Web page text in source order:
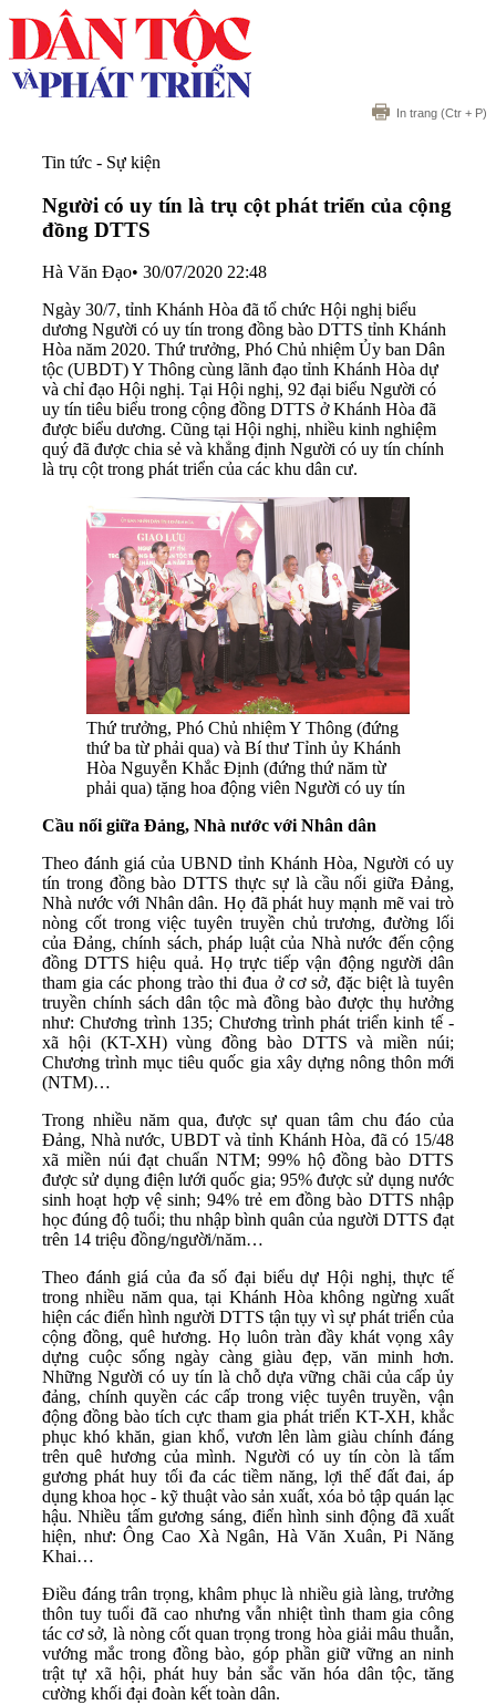
In trang (Ctr + P)
Tin tức - Sự kiện
Người có uy tín là trụ cột phát triển của cộng
đồng DTTS
Hà Văn Đạo• 30/07/2020 22:48
Ngày 30/7, tỉnh Khánh Hòa đã tổ chức Hội nghị biểu
dương Người có uy tín trong đồng bào DTTS tỉnh Khánh
Hòa năm 2020. Thứ trưởng, Phó Chủ nhiệm Ủy ban Dân
tộc (UBDT) Y Thông cùng lãnh đạo tỉnh Khánh Hòa dự
và chỉ đạo Hội nghị. Tại Hội nghị, 92 đại biểu Người có
uy tín tiêu biểu trong cộng đồng DTTS ở Khánh Hòa đã
được biểu dương. Cũng tại Hội nghị, nhiều kinh nghiệm
quý đã được chia sẻ và khẳng định Người có uy tín chính
là trụ cột trong phát triển của các khu dân cư.
Thứ trưởng, Phó Chủ nhiệm Y Thông (đứng
thứ ba từ phải qua) và Bí thư Tỉnh ủy Khánh
Hòa Nguyễn Khắc Định (đứng thứ năm từ
phải qua) tặng hoa động viên Người có uy tín
Cầu nối giữa Đảng, Nhà nước với Nhân dân
Theo đánh giá của UBND tỉnh Khánh Hòa, Người có uy
tín trong đồng bào DTTS thực sự là cầu nối giữa Đảng,
Nhà nước với Nhân dân. Họ đã phát huy mạnh mẽ vai trò
nòng cốt trong việc tuyên truyền chủ trương, đường lối
của Đảng, chính sách, pháp luật của Nhà nước đến cộng
đồng DTTS hiệu quả. Họ trực tiếp vận động người dân
tham gia các phong trào thi đua ở cơ sở, đặc biệt là tuyên
truyền chính sách dân tộc mà đồng bào được thụ hưởng
như: Chương trình 135; Chương trình phát triển kinh tế -
xã hội (KT-XH) vùng đồng bào DTTS và miền núi;
Chương trình mục tiêu quốc gia xây dựng nông thôn mới
(NTM)…
Trong nhiều năm qua, được sự quan tâm chu đáo của
Đảng, Nhà nước, UBDT và tỉnh Khánh Hòa, đã có 15/48
xã miền núi đạt chuẩn NTM; 99% hộ đồng bào DTTS
được sử dụng điện lưới quốc gia; 95% được sử dụng nước
sinh hoạt hợp vệ sinh; 94% trẻ em đồng bào DTTS nhập
học đúng độ tuổi; thu nhập bình quân của người DTTS đạt
trên 14 triệu đồng/người/năm…
Theo đánh giá của đa số đại biểu dự Hội nghị, thực tế
trong nhiều năm qua, tại Khánh Hòa không ngừng xuất
hiện các điển hình người DTTS tận tụy vì sự phát triển của
cộng đồng, quê hương. Họ luôn tràn đầy khát vọng xây
dựng cuộc sống ngày càng giàu đẹp, văn minh hơn.
Những Người có uy tín là chỗ dựa vững chãi của cấp ủy
đảng, chính quyền các cấp trong việc tuyên truyền, vận
động đồng bào tích cực tham gia phát triển KT-XH, khắc
phục khó khăn, gian khổ, vươn lên làm giàu chính đáng
trên quê hương của mình. Người có uy tín còn là tấm
gương phát huy tối đa các tiềm năng, lợi thế đất đai, áp
dụng khoa học - kỹ thuật vào sản xuất, xóa bỏ tập quán lạc
hậu. Nhiều tấm gương sáng, điển hình sinh động đã xuất
hiện, như: Ông Cao Xà Ngân, Hà Văn Xuân, Pi Năng
Khai…
Điều đáng trân trọng, khâm phục là nhiều già làng, trưởng
thôn tuy tuổi đã cao nhưng vẫn nhiệt tình tham gia công
tác cơ sở, là nòng cốt quan trọng trong hòa giải mâu thuẫn,
vướng mắc trong đồng bào, góp phần giữ vững an ninh
trật tự xã hội, phát huy bản sắc văn hóa dân tộc, tăng
cường khối đại đoàn kết toàn dân.